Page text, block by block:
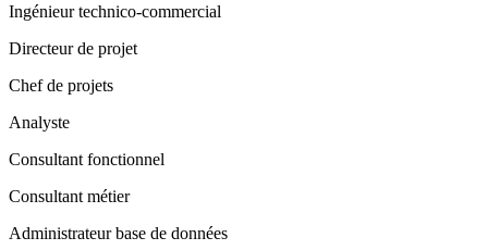
Ingénieur technico-commercial
Directeur de projet
Chef de projets
Analyste
Consultant fonctionnel
Consultant métier
Administrateur base de données